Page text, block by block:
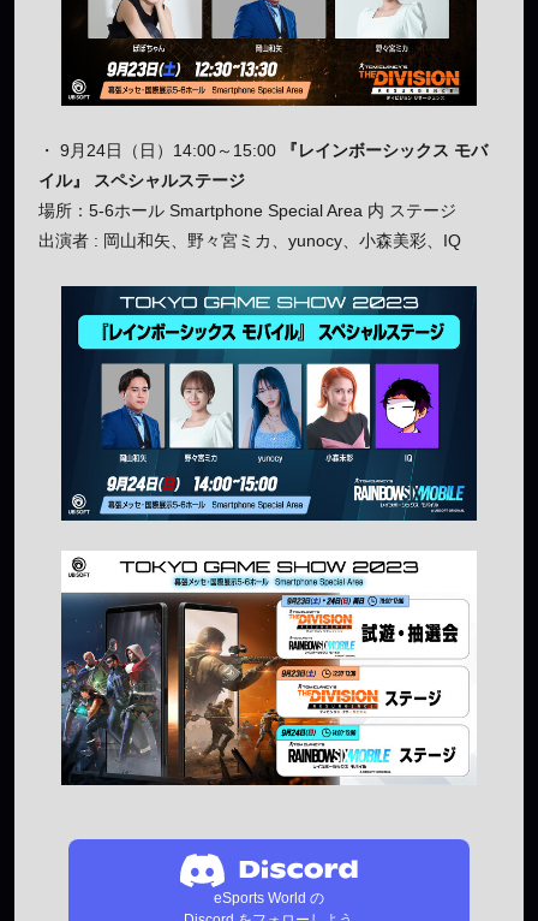
・ 9月24日（日）14:00～15:00
『レインボーシックス モバ
イル』 スペシャルステージ
場所：5-6ホール Smartphone Special Area 内 ステージ
出演者 : 岡山和矢、野々宮ミカ、yunocy、小森美彩、IQ
eSports World の